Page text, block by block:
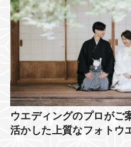
ウエディングのプロがご
活かした上質なフォトウ